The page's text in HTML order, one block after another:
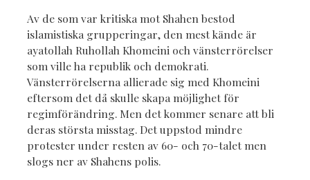
Av de som var kritiska mot Shahen bestod
islamistiska grupperingar, den mest kände är
ayatollah Ruhollah Khomeini och vänsterrörelser
som ville ha republik och demokrati.
Vänsterrörelserna allierade sig med Khomeini
eftersom det då skulle skapa möjlighet för
regimförändring. Men det kommer senare att bli
deras största misstag. Det uppstod mindre
protester under resten av 60- och 70-talet men
slogs ner av Shahens polis.